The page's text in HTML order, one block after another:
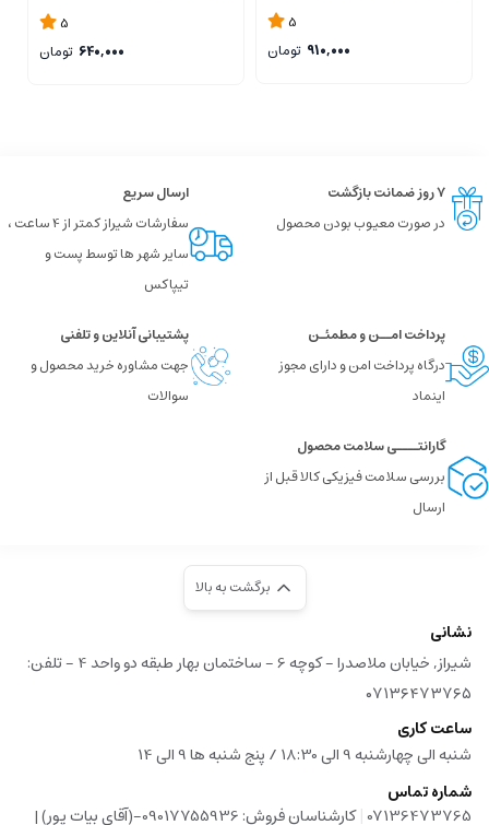
5
910,000 تومان
5
640,000 تومان
۷ روز ضمانت بازگشت
در صورت معیوب بودن محصول
ارسال سریع
سفارشات شیراز کمتر از 4 ساعت ،
سایر شهر ها توسط پست و
تیپاکس
پرداخت امــن و مطمئـن
درگاه پرداخت امن و دارای مجوز
اینماد
پشتیبانی آنلاین و تلفنی
جهت مشاوره خرید محصول و
سوالات
گارانتــــی سلامت محصول
بررسی سلامت فیزیکی کالا قبل از
ارسال
برگشت به بالا
نشانی
شیراز, خیابان ملاصدرا - کوچه 6 - ساختمان بهار طبقه دو واحد 4 - تلفن:
۰۷۱۳۶۴۷۳۷۶۵
ساعت کاری
شنبه الی چهارشنبه 9 الی 18:30 / پنج شنبه ها 9 الی 14
شماره تماس
07136473765
| کارشناسان فروش: 09017755936-(آقای بیات پور) |